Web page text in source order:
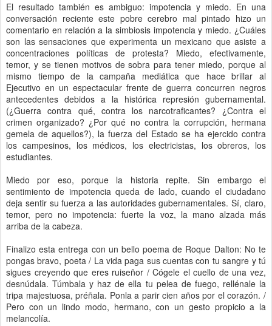
El resultado también es ambiguo: impotencia y miedo. En una
conversación reciente este pobre cerebro mal pintado hizo un
comentario en relación a la simbiosis impotencia y miedo. ¿Cuáles
son las sensaciones que experimenta un mexicano que asiste a
concentraciones políticas de protesta? Miedo, efectivamente,
temor, y se tienen motivos de sobra para tener miedo, porque al
mismo tiempo de la campaña mediática que hace brillar al
Ejecutivo en un espectacular frente de guerra concurren negros
antecedentes debidos a la histórica represión gubernamental.
(¿Guerra contra qué, contra los narcotraficantes? ¿Contra el
crimen organizado? ¿Por qué no contra la corrupción, hermana
gemela de aquellos?), la fuerza del Estado se ha ejercido contra
los campesinos, los médicos, los electricistas, los obreros, los
estudiantes.
Miedo por eso, porque la historia repite. Sin embargo el
sentimiento de impotencia queda de lado, cuando el ciudadano
deja sentir su fuerza a las autoridades gubernamentales. Sí, claro,
temor, pero no impotencia: fuerte la voz, la mano alzada más
arriba de la cabeza.
Finalizo esta entrega con un bello poema de Roque Dalton: No te
pongas bravo, poeta / La vida paga sus cuentas con tu sangre y tú
sigues creyendo que eres ruiseñor / Cógele el cuello de una vez,
desnúdala. Túmbala y haz de ella tu pelea de fuego, rellénale la
tripa majestuosa, préñala. Ponla a parir cien años por el corazón. /
Pero con un lindo modo, hermano, con un gesto propicio a la
melancolía.